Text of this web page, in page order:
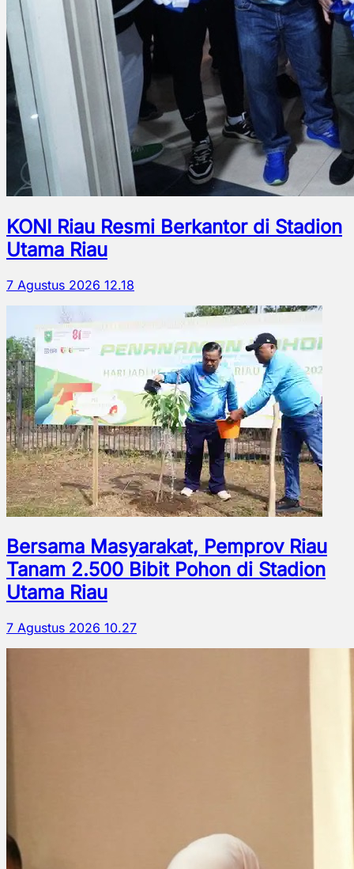
KONI Riau Resmi Berkantor di Stadion
Utama Riau
7 Agustus 2026 12.18
Bersama Masyarakat, Pemprov Riau
Tanam 2.500 Bibit Pohon di Stadion
Utama Riau
7 Agustus 2026 10.27